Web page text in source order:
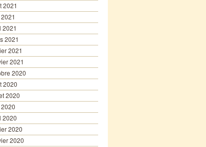
2021
2021
2021
2021
2021
2020
2020
2020
2020
2020
2020